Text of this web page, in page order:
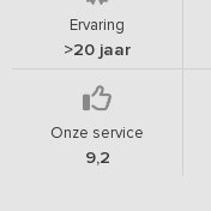
Ervaring
>20 jaar
Onze service
9,2